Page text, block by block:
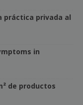
práctica privada al
in
de productos